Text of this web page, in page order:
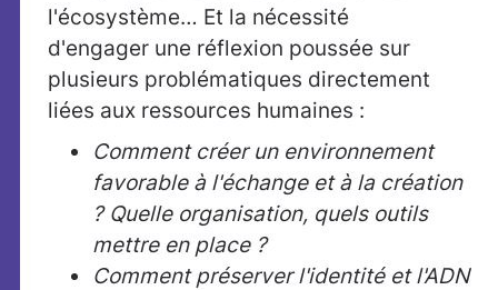
l'écosystème… Et la nécessité
d'engager une réflexion poussée sur
plusieurs problématiques directement
liées aux ressources humaines :
Comment créer un environnement
favorable à l'échange et à la création
? Quelle organisation, quels outils
mettre en place ?
Comment préserver l'identité et l'ADN